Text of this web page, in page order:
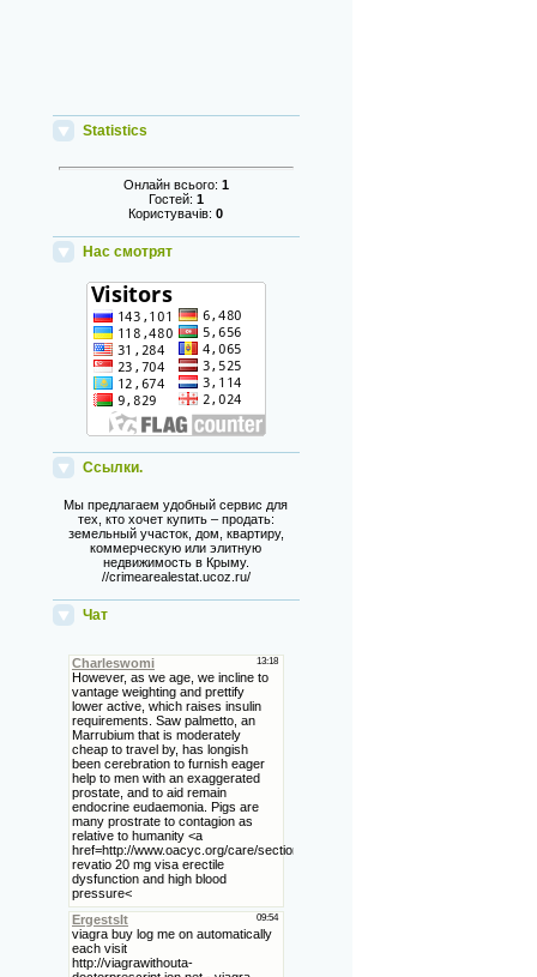
Statistics
Онлайн всього: 1
Гостей: 1
Користувачів:0
Нас смотрят
Ссылки.
Мы предлагаем удобный сервис для
тех, кто хочет купить – продать:
земельный участок, дом, квартиру,
коммерческую или элитную
недвижимость в Крыму.
//crimearealestat.ucoz.ru/
Чат